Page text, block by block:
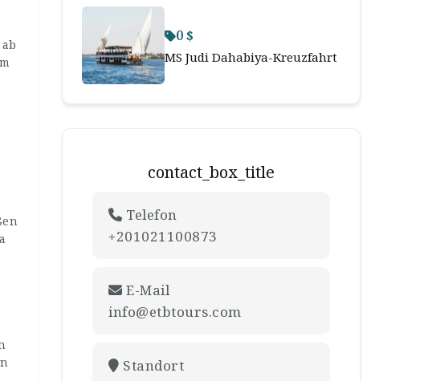
0 $
MS Judi Dahabiya-Kreuzfahrt
contact_box_title
Telefon
+201021100873
E-Mail
info@etbtours.com
Standort